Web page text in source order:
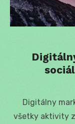
Digitálny
všetky aktivity